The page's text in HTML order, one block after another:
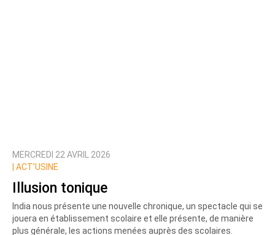
MERCREDI 22 AVRIL 2026
ACT’USINE
Illusion tonique
India nous présente une nouvelle chronique, un spectacle qui se
jouera en établissement scolaire et elle présente, de manière
plus générale, les actions menées auprès des scolaires.